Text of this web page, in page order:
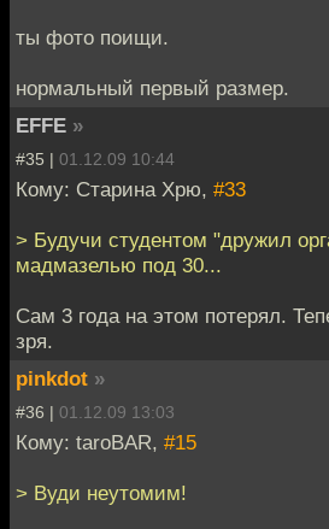
ты фото поищи.
нормальный первый размер.
EFFE »
#35 | 01.12.09 10:44
Кому: Старина Хрю, #33
> Будучи студентом "дружил
мадмазелью под 30...
Сам 3 года на этом потерял.
зря.
pinkdot »
#36 | 01.12.09 13:03
Кому: taroBAR, #15
> Вуди неутомим!